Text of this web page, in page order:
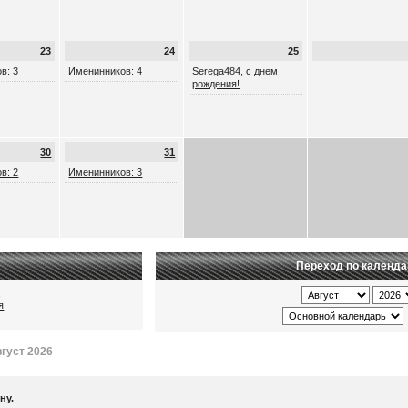
23
3
24
Именинников: 4
25
Serega484, с днем
рождения!
30
2
31
Именинников: 3
Переход по
2026